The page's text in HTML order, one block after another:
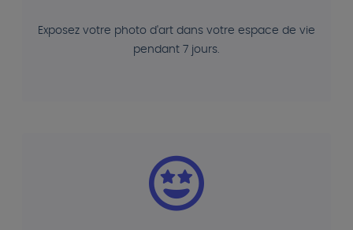
Exposez votre photo d'art dans votre espace de vie
pendant 7 jours.